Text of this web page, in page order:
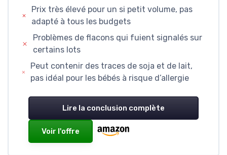
Prix très élevé pour un si petit volume, pas
adapté à tous les budgets
Problèmes de flacons qui fuient signalés sur
certains lots
Peut contenir des traces de soja et de lait,
pas idéal pour les bébés à risque d’allergie
Lire la conclusion complète
Voir l'offre